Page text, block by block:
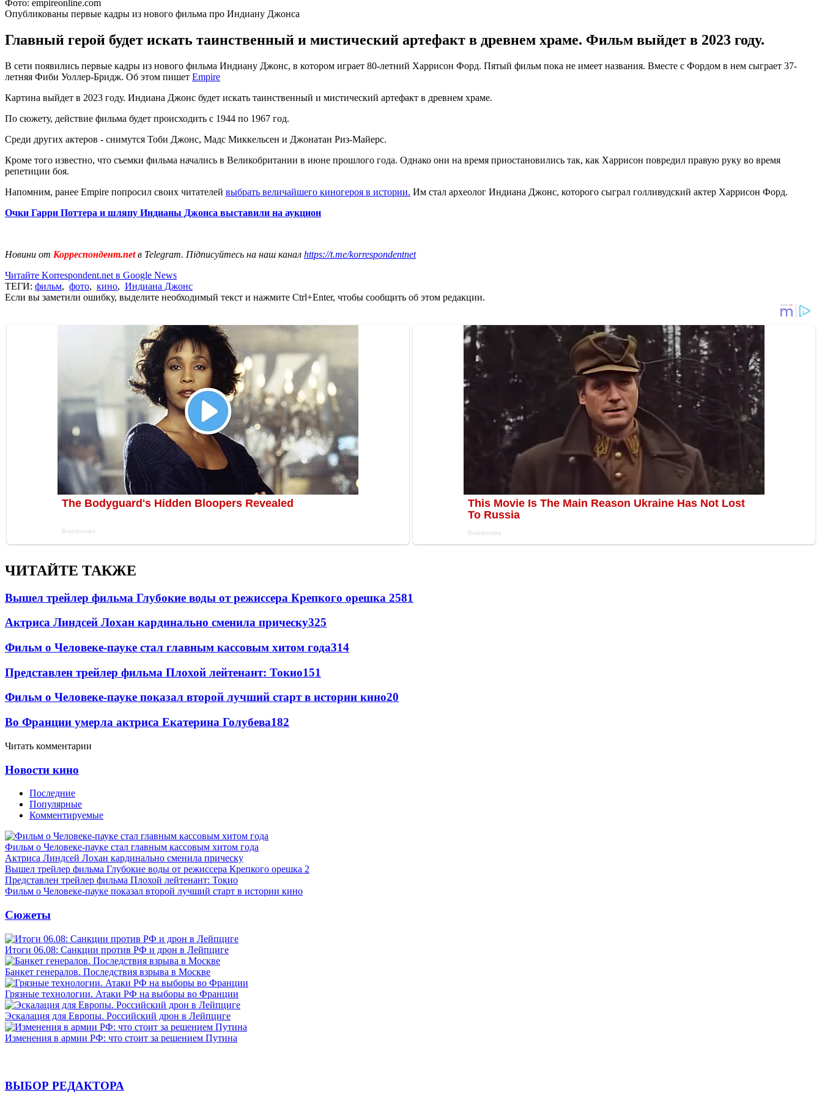
Фото: empireonline.com
Опубликованы первые кадры из нового фильма про Индиану Джонса
Главный герой будет искать таинственный и мистический артефакт в древнем храме. Фильм выйдет в 2023 году.
В сети появились первые кадры из нового фильма Индиану Джонс, в котором играет 80-летний Харрисон Форд. Пятый фильм пока не имеет названия. Вместе с Фордом в нем сыграет 37-
летняя Фиби Уоллер-Бридж. Об этом пишет Empire
Картина выйдет в 2023 году. Индиана Джонс будет искать таинственный и мистический артефакт в древнем храме.
По сюжету, действие фильма будет происходить с 1944 по 1967 год.
Среди других актеров - снимутся Тоби Джонс, Мадс Миккельсен и Джонатан Риз-Майерс.
Кроме того известно, что съемки фильма начались в Великобритании в июне прошлого года. Однако они на время приостановились так, как Харрисон повредил правую руку во время
репетиции боя.
Напомним, ранее Empire попросил своих читателей выбрать величайшего киногероя в истории. Им стал археолог Индиана Джонс, которого сыграл голливудский актер Харрисон Форд.
Очки Гарри Поттера и шляпу Индианы Джонса выставили на аукцион
Новини от Корреспондент.netв Telegram. Підписуйтесь на наш канал https://t.me/korrespondentnet
Читайте Korrespondent.net в Google News
ТЕГИ: фильм, фото, кино, Индиана Джонс
Если вы заметили ошибку, выделите необходимый текст и нажмите Ctrl+Enter, чтобы сообщить об этом редакции.
ЧИТАЙТЕ ТАКЖЕ
Вышел трейлер фильма Глубокие воды от режиссера Крепкого орешка 2581
Актриса Линдсей Лохан кардинально сменила прическу325
Фильм о Человеке-пауке стал главным кассовым хитом года314
Представлен трейлер фильма Плохой лейтенант: Токио151
Фильм о Человеке-пауке показал второй лучший старт в истории кино20
Во Франции умерла актриса Екатерина Голубева182
Читать комментарии
Новости кино
Последние
Популярные
Комментируемые
Фильм о Человеке-пауке стал главным кассовым хитом года
Актриса Линдсей Лохан кардинально сменила прическу
Вышел трейлер фильма Глубокие воды от режиссера Крепкого орешка 2
Представлен трейлер фильма Плохой лейтенант: Токио
Фильм о Человеке-пауке показал второй лучший старт в истории кино
Сюжеты
Итоги 06.08: Санкции против РФ и дрон в Лейпциге
Банкет генералов. Последствия взрыва в Москве
Грязные технологии. Атаки РФ на выборы во Франции
Эскалация для Европы. Российский дрон в Лейпциге
Изменения в армии РФ: что стоит за решением Путина
ВЫБОР РЕДАКТОРА